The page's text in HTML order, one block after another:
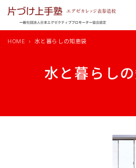
を
水と暮らし
HOME 水と暮らしの知恵袋